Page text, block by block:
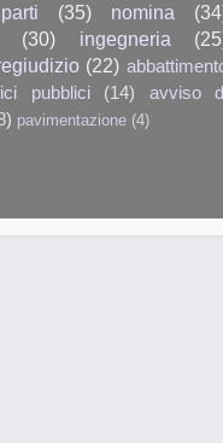
parti (35) nomina
(30) ingegneria
(22)
pubblici (14)
avviso
pavimentazione (4)